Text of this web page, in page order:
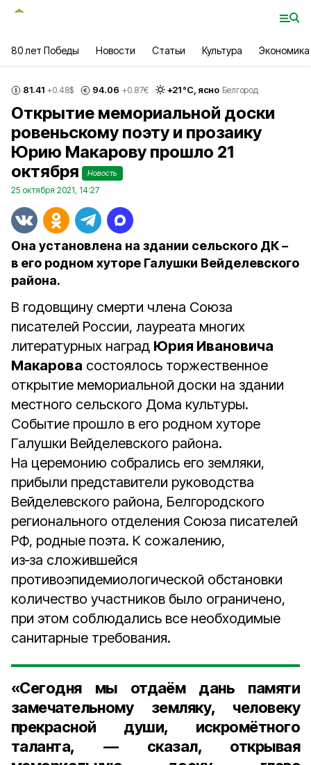
80 лет Победы Новости Статьи Культура Экономика
81.41 +0.48$ 94.06 +0.87€ +21°С, ясно Белгород
Открытие мемориальной доски
ровеньскому поэту и прозаику
Юрию Макарову прошло 21
октября
Новость
25 октября 2021, 14:27
Она установлена на здании сельского ДК –
в его родном хуторе Галушки Вейделевского
района.
В годовщину смерти члена Союза
писателей России, лауреата многих
литературных наград Юрия Ивановича
Макарова состоялось торжественное
открытие мемориальной доски на здании
местного сельского Дома культуры.
Событие прошло в его родном хуторе
Галушки Вейделевского района.
На церемонию собрались его земляки,
прибыли представители руководства
Вейделевского района, Белгородского
регионального отделения Союза писателей
РФ, родные поэта. К сожалению,
из‑за сложившейся
противоэпидемиологической обстановки
количество участников было ограничено,
при этом соблюдались все необходимые
санитарные требования.
«Сегодня мы отдаём дань памяти
замечательному земляку, человеку
прекрасной души, искромётного
таланта, — сказал, открывая